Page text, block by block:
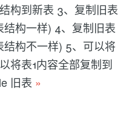
构到新表 3、复制旧表
构一样) 4、复制旧表
构不一样) 5、可以将
将表1内容全部复制到
旧表 »